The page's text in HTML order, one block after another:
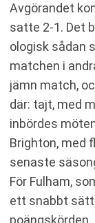
Avgörandet
satte 2-1. Det
ologisk sådan
matchen i
jämn match,
där: tajt, med
inbördes
Brighton, med
senaste
För Fulham,
ett snabbt